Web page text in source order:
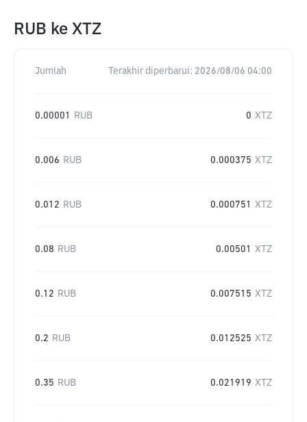
RUB ke XTZ
Jumlah Terakhir diperbarui: 2026/08/06 04:00
0.00001 RUB 0 XTZ
0.006 RUB 0.000375 XTZ
0.012 RUB 0.000751 XTZ
0.08 RUB 0.00501 XTZ
0.12 RUB 0.007515 XTZ
0.2 RUB 0.012525 XTZ
0.35 RUB 0.021919 XTZ